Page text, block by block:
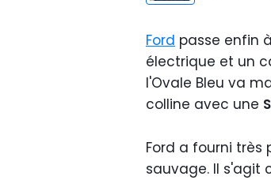
Ford passe enfin
électrique et un
l'Ovale Bleu va
colline avec une
Ford a fourni très
sauvage. Il s'agit